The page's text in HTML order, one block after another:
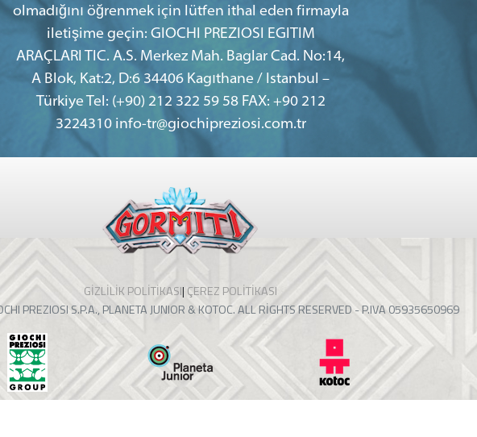
olmadığını öğrenmek için lütfen ithal eden firmayla
iletişime geçin: GIOCHI PREZIOSI EGITIM
ARAÇLARI TIC. A.S. Merkez Mah. Baglar Cad. No:14,
A Blok, Kat:2, D:6 34406 Kagıthane / Istanbul –
Türkiye Tel: (+90) 212 322 59 58 FAX: +90 212
3224310 info-tr@giochipreziosi.com.tr
GIZLILIK POLITIKASI| ÇEREZ POLITIKASI
PREZIOSI S.P.A., PLANETA JUNIOR & KOTOC. ALL RIGHTS RESERVED - P.IVA 05935650969